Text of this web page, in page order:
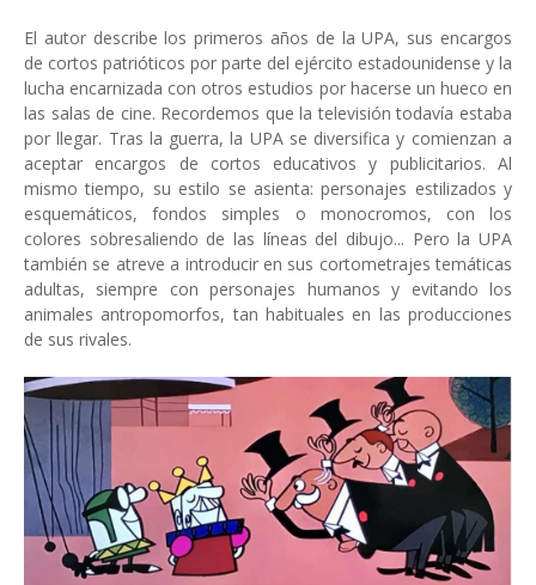
El autor describe los primeros años de la UPA, sus encargos
de cortos patrióticos por parte del ejército estadounidense y la
lucha encarnizada con otros estudios por hacerse un hueco en
las salas de cine. Recordemos que la televisión todavía estaba
por llegar. Tras la guerra, la UPA se diversifica y comienzan a
aceptar encargos de cortos educativos y publicitarios. Al
mismo tiempo, su estilo se asienta: personajes estilizados y
esquemáticos, fondos simples o monocromos, con los
colores sobresaliendo de las líneas del dibujo... Pero la UPA
también se atreve a introducir en sus cortometrajes temáticas
adultas, siempre con personajes humanos y evitando los
animales antropomorfos, tan habituales en las producciones
de sus rivales.